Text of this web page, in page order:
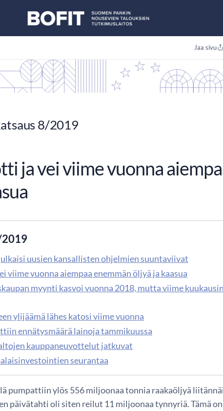
Jaa sivu
8/2019
ja vei viime vuonna
uusien kansallisten ohjelmien suuntaviivat
viime vuonna aiempaa enemmän öljyä ja kaasua
myynti kasvoi vuonna 2018, mutta viime
ylijäämä lähes katosi viime vuonna
ennätysmäärä lainoja tammikuussa
kauppaneuvottelut jatkuvat
seurantaa
pumpattiin ylös 556 miljoonaa tonnia raakaöljyä
päivätahti oli siten reilut 11 miljoonaa tynnyriä. Tämä